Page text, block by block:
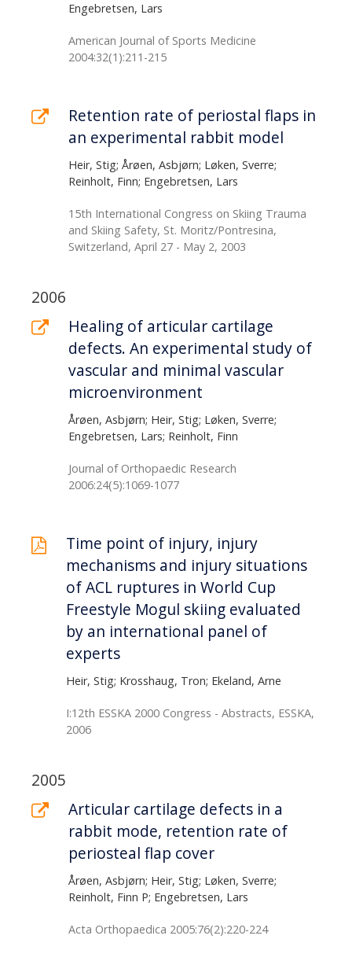
Engebretsen, Lars
American Journal of Sports Medicine
2004:32(1):211-215
Retention rate of periostal flaps in
an experimental rabbit model
Heir, Stig; Årøen, Asbjørn; Løken, Sverre;
Reinholt, Finn; Engebretsen, Lars
15th International Congress on Skiing Trauma
and Skiing Safety, St. Moritz/Pontresina,
Switzerland, April 27 - May 2, 2003
2006
Healing of articular cartilage
defects. An experimental study of
vascular and minimal vascular
microenvironment
Årøen, Asbjørn; Heir, Stig; Løken, Sverre;
Engebretsen, Lars; Reinholt, Finn
Journal of Orthopaedic Research
2006:24(5):1069-1077
Time point of injury, injury
mechanisms and injury situations
of ACL ruptures in World Cup
Freestyle Mogul skiing evaluated
by an international panel of
experts
Heir, Stig; Krosshaug, Tron; Ekeland, Arne
I:12th ESSKA 2000 Congress - Abstracts, ESSKA,
2006
2005
Articular cartilage defects in a
rabbit mode, retention rate of
periosteal flap cover
Årøen, Asbjørn; Heir, Stig; Løken, Sverre;
Reinholt, Finn P; Engebretsen, Lars
Acta Orthopaedica 2005:76(2):220-224